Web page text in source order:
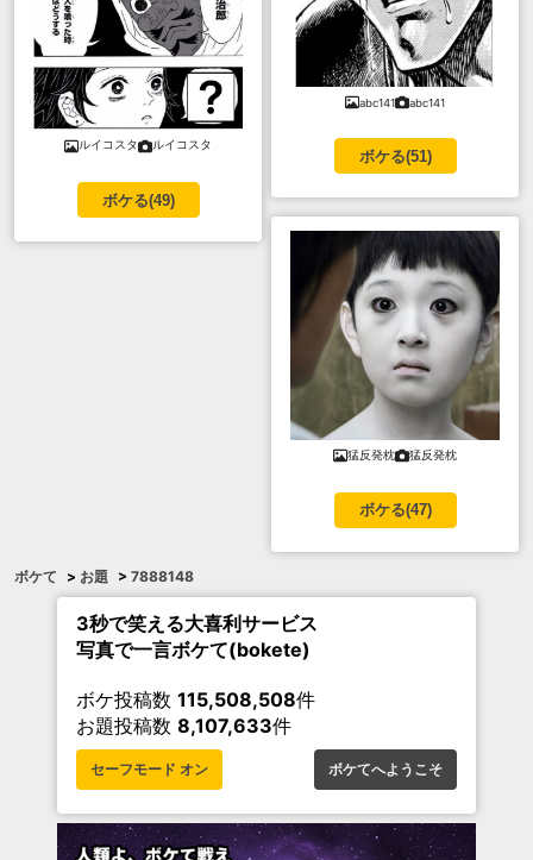
ルイコスタ ルイコスタ
ボケる(49)
abc141 abc141
ボケる(51)
猛反発枕 猛反発枕
ボケる(47)
ボケて > お題 > 7888148
3秒で笑える大喜利サービス
写真で一言ボケて(bokete)
ボケ投稿数 115,508,508件
お題投稿数 8,107,633件
セーフモード オン ボケてへようこそ